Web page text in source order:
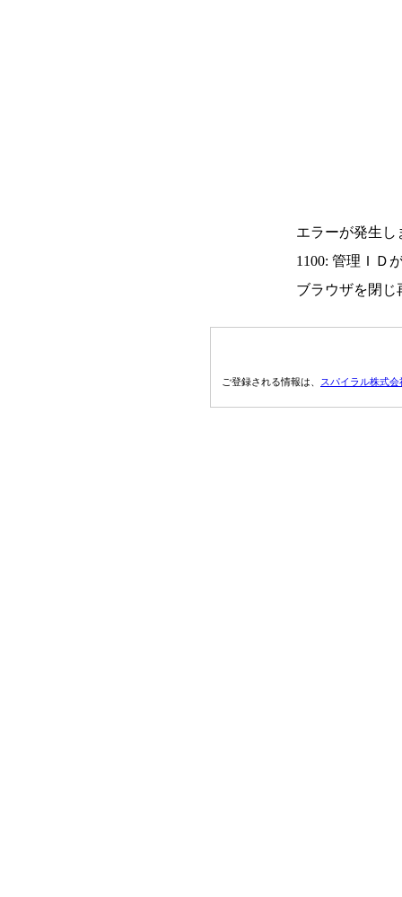
エラーが発生し
1100: 管理ＩＤ
ブラウザを閉じ
ご登録される情報は、 スパイラル株式会